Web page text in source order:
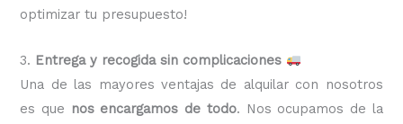
optimizar tu presupuesto!
3. Entrega y recogida sin complicaciones
Una de las mayores ventajas de alquilar con nosotros
es que nos encargamos de todo. Nos ocupamos de la